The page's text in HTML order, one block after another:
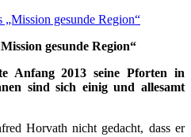
gesunde Region“
gesunde Region“
Anfang 2013 seine Pforten in
sind sich einig und allesamt
Horvath nicht gedacht, dass er